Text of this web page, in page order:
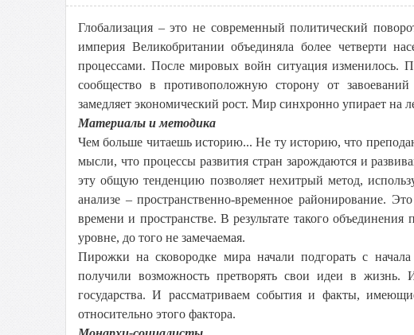
Глобализация – это не современный политический
империя Великобритании объединяла более четверти
процессами. После мировых войн ситуация изменилось.
сообщество в противоположную сторону от
замедляет экономический рост. Мир синхронно упирает на
Материалы и методика
Чем больше читаешь историю... Не ту историю, что
мысли, что процессы развития стран зарождаются и
эту общую тенденцию позволяет нехитрый метод,
анализе – пространственно-временное районирование.
времени и пространстве. В результате такого
уровне, до того не замечаемая.
Пирожки на сковородке мира начали подгорать с
получили возможность претворять свои идеи в
государства. И рассматриваем события и факты,
относительно этого фактора.